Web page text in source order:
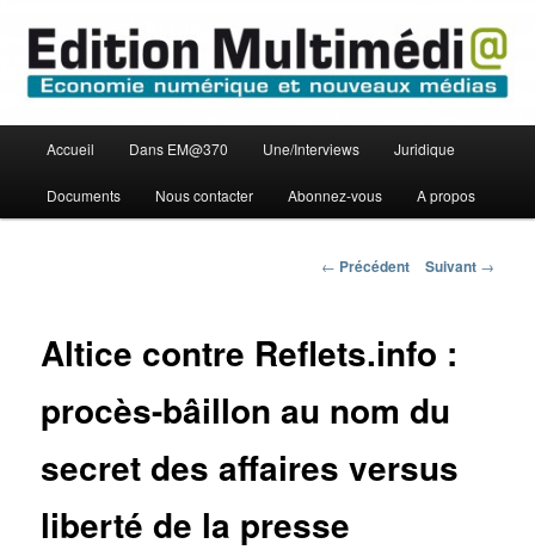
contenu
principalEdition Multimédi@
principal
Accueil Dans EM@370 Une/Interviews Juridique
Documents Nous contacter Abonnez-vous A propos
Navigation
← Précédent Suivant →
Altice contre Reflets.info :
procès-bâillon au nom du
secret des affaires versus
liberté de la presse